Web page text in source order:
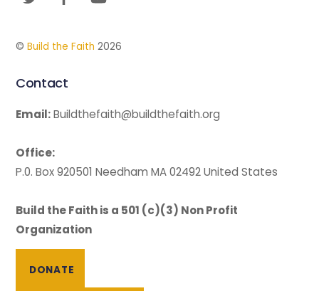
©Build the Faith 2026
Contact
Email:Buildthefaith@buildthefaith.org
Office:
P.0. Box 920501 Needham MA 02492 United States
Build the Faith is a 501 (c)(3) Non Profit
Organization
DONATE